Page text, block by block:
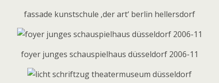
fassade kunstschule ‚der art‘ berlin hellersdorf
foyer junges schauspielhaus düsseldorf 2006-11